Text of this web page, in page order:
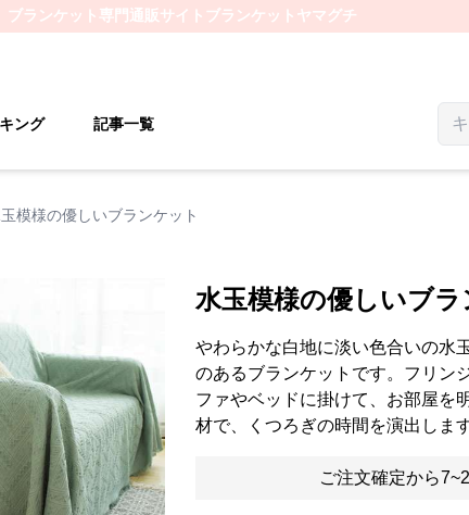
ブランケット 専門通販サイト ブランケットヤマグチ
ング 記事一覧
模様の優しいブランケット
水玉模様の優しいブラ
やわらかな白地に淡い色合いの水
のあるブランケットです。フリン
ファやベッドに掛けて、お部屋を
材で、くつろぎの時間を演出します
ご注文確定から